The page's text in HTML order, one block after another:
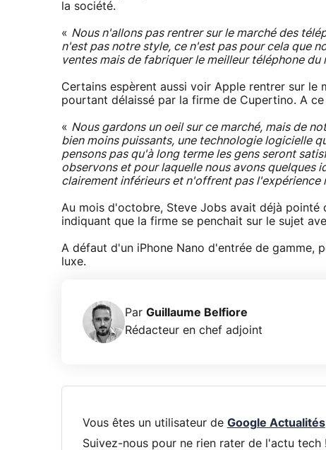
la société.
« Nous n'allons pas rentrer sur le marché des
n'est pas notre style, ce n'est pas pour cela que
ventes mais de fabriquer le meilleur téléphone du
Certains espèrent aussi voir Apple rentrer sur le
pourtant délaissé par la firme de Cupertino. A
« Nous gardons un oeil sur ce marché, mais de
bien moins puissants, une technologie logicielle
pensons pas qu'à long terme les gens seront
observons et pour laquelle nous avons quelques
clairement inférieurs et n'offrent pas l'expérience
Au mois d'octobre, Steve Jobs avait déjà
indiquant que la firme se penchait sur le sujet
A défaut d'un iPhone Nano d'entrée de gamme,
luxe.
Par Guillaume Belfiore
Rédacteur en chef adjoint
Vous êtes un utilisateur de Google Actualités
Suivez-nous pour ne rien rater de l'actu tech !